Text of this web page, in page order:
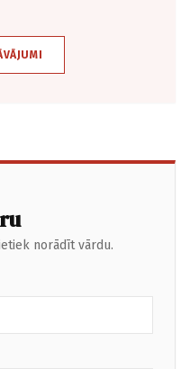
norādīt vārdu.